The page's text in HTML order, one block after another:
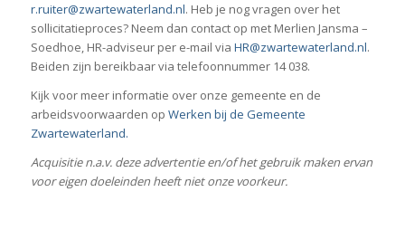
r.ruiter@zwartewaterland.nl. Heb je nog vragen over het
sollicitatieproces? Neem dan contact op met Merlien Jansma –
Soedhoe, HR-adviseur per e-mail via HR@zwartewaterland.nl.
Beiden zijn bereikbaar via telefoonnummer 14 038.
Kijk voor meer informatie over onze gemeente en de
arbeidsvoorwaarden op Werken bij de Gemeente
Zwartewaterland.
Acquisitie n.a.v. deze advertentie en/of het gebruik maken ervan
voor eigen doeleinden heeft niet onze voorkeur.